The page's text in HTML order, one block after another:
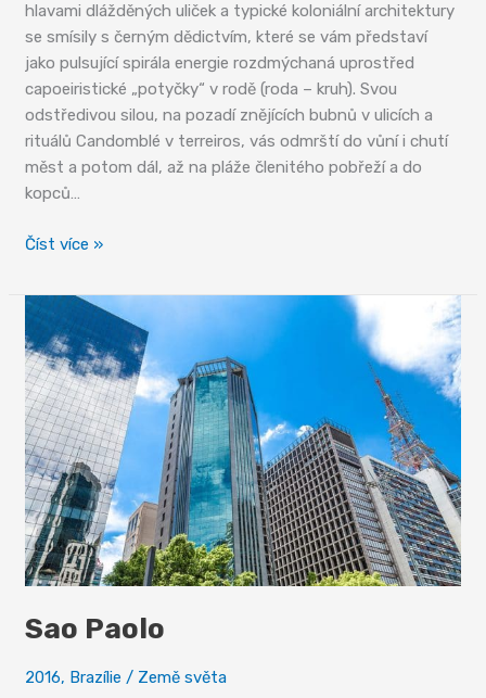
hlavami dlážděných uliček a typické koloniální architektury
se smísily s černým dědictvím, které se vám představí
jako pulsující spirála energie rozdmýchaná uprostřed
capoeiristické „potyčky“ v rodě (roda – kruh). Svou
odstředivou silou, na pozadí znějících bubnů v ulicích a
rituálů Candomblé v terreiros, vás odmrští do vůní i chutí
měst a potom dál, až na pláže členitého pobřeží a do
kopců…
Okouzlující
Číst více »
Sao Paolo
2016, Brazílie / Země světa